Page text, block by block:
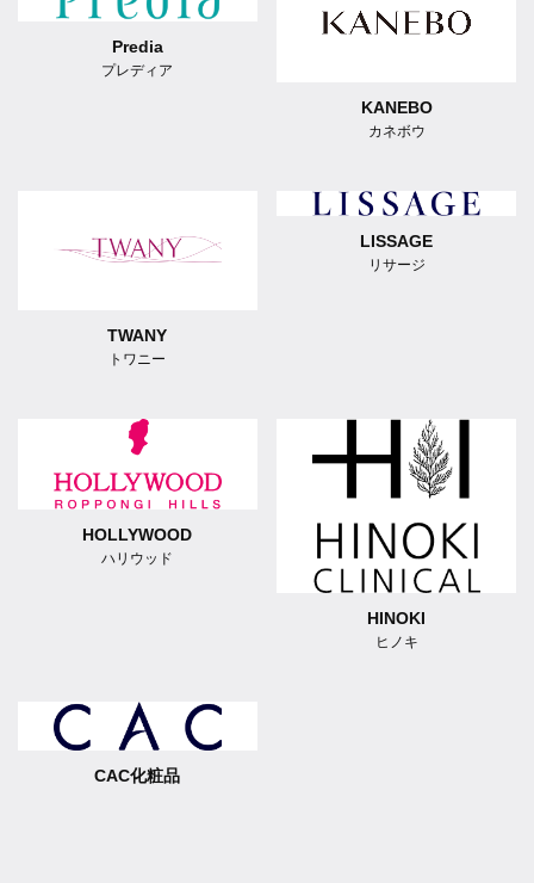
Predia
プレディア
KANEBO
カネボウ
TWANY
トワニー
LISSAGE
リサージ
HOLLYWOOD
ハリウッド
HINOKI
ヒノキ
CAC化粧品